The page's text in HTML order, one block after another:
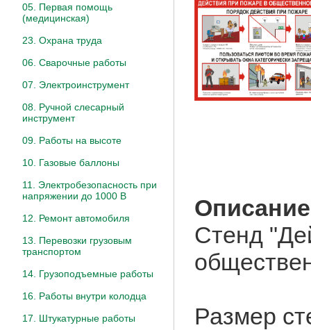
05. Первая помощь
(медицинская)
23. Охрана труда
06. Сварочные работы
07. Электроинструмент
08. Ручной слесарный
инструмент
09. Работы на высоте
10. Газовые баллоны
11. Электробезопасность при
напряжении до 1000 В
12. Ремонт автомобиля
13. Перевозки грузовым
транспортом
14. Грузоподъемные работы
16. Работы внутри колодца
17. Штукатурные работы
Стенд
Размер